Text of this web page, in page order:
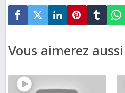
Vous aimerez aussi